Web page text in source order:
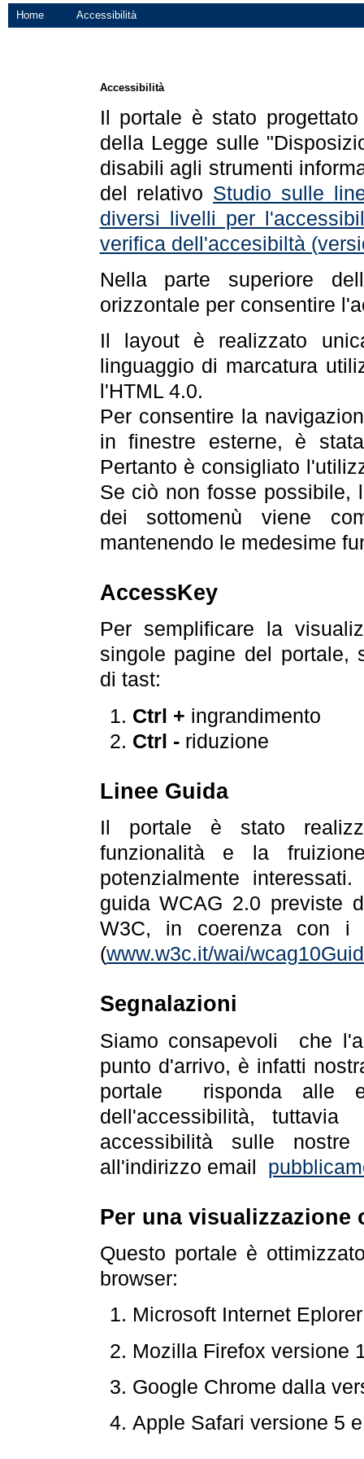
Home Accessibilità
Accessibilità
Il portale è stato
della Legge sulle
disabili agli strumenti
del relativo Studio sulle
diversi livelli per
verifica dell'accesibiltà
Nella parte superiore
orizzontale per consentire
Il layout è realizzato
linguaggio di marcatura
l'HTML 4.0.
Per consentire la
in finestre esterne, è
Pertanto è consigliato
Se ciò non fosse possibile,
dei sottomenù viene
mantenendo le medesime
AccessKey
Per semplificare la
singole pagine del portale,
di tast:
Ctrl + ingrandimento
Ctrl -riduzione
Linee Guida
Il portale è stato
funzionalità e la
potenzialmente
guida WCAG 2.0 previste
W3C, in coerenza con i
(www.w3c.it/wai/
Segnalazioni
Siamo consapevoli che
punto d'arrivo, è infatti
portale risponda alle
dell'accessibilità,
accessibilità sulle
all'indirizzo email
Per una visualizzazione
Questo portale è
browser:
Microsoft Internet
Mozilla Firefox versione
Google Chrome dalla
Apple Safari versione 5